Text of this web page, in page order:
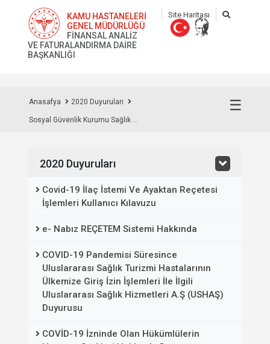
KAMU HASTANELERİ
GENEL MÜDÜRLÜĞÜ
FİNANSAL ANALİZ
VE FATURALANDIRMA DAİRE
BAŞKANLIĞI
Site Haritası
☰
Anasafya 2020 Duyuruları
Sosyal Güvenlik Kurumu Sağlık ...
2020 Duyuruları
Covid-19 İlaç İstemi Ve Ayaktan Reçetesi
İşlemleri Kullanıcı Kılavuzu
e- Nabız REÇETEM Sistemi Hakkında
COVID-19 Pandemisi Süresince
Uluslararası Sağlık Turizmi Hastalarının
Ülkemize Giriş İzin İşlemleri İle İlgili
Uluslararası Sağlık Hizmetleri A.Ş (USHAŞ)
Duyurusu
COVİD-19 İzninde Olan Hükümlülerin